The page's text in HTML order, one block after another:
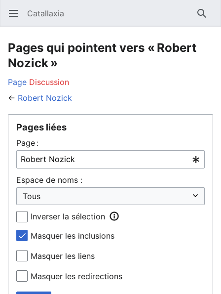
Ouvrir le menu principal Catallaxia
Pages qui pointent vers « Robert
Nozick »
Page Discussion
← Robert Nozick
Pages liées
Page :
Espace de noms :
Inverser la sélection
Masquer les inclusions
Masquer les liens
Masquer les redirections